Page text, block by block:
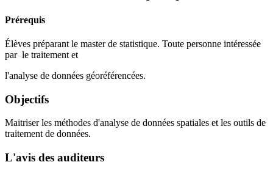
Prérequis
Élèves préparant le master de statistique. Toute personne intéressée
par le traitement et
l'analyse de données géoréférencées.
Objectifs
Maitriser les méthodes d'analyse de données spatiales et les outils de
traitement de données.
L'avis des auditeurs